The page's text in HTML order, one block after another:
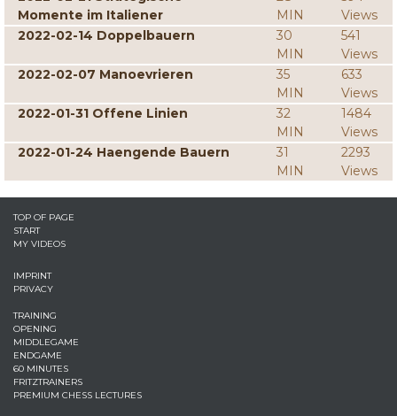
Momente im Italiener
MIN
Views
2022-02-14 Doppelbauern
30
MIN
541
Views
2022-02-07 Manoevrieren
35
MIN
633
Views
2022-01-31 Offene Linien
32
MIN
1484
Views
2022-01-24 Haengende Bauern
31
MIN
2293
Views
TOP OF PAGE
START
MY VIDEOS
IMPRINT
PRIVACY
TRAINING
OPENING
MIDDLEGAME
ENDGAME
60 MINUTES
FRITZTRAINERS
PREMIUM CHESS LECTURES